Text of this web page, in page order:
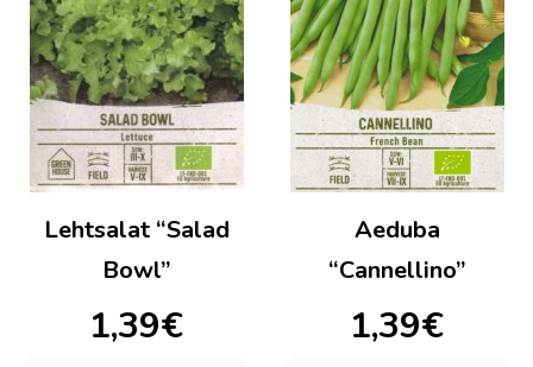
Lehtsalat “Salad
Bowl”
1,39€
Aeduba
“Cannellino”
1,39€